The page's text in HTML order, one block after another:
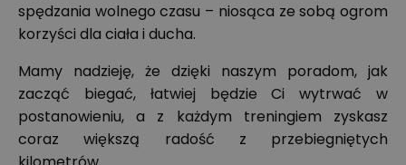
spędzania wolnego czasu – niosąca ze sobą ogrom
korzyści dla ciała i ducha.
Mamy nadzieję, że dzięki naszym poradom, jak
zacząć biegać, łatwiej będzie Ci wytrwać w
postanowieniu, a z każdym treningiem zyskasz
coraz większą radość z przebiegniętych